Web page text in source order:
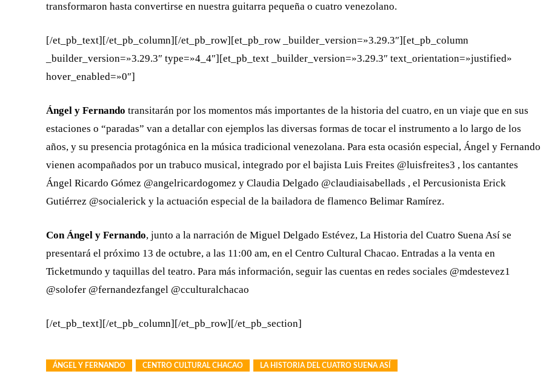
transformaron hasta convertirse en nuestra guitarra pequeña o cuatro venezolano.
[/et_pb_text][/et_pb_column][/et_pb_row][et_pb_row _builder_version=»3.29.3″][et_pb_column
_builder_version=»3.29.3″ type=»4_4″][et_pb_text _builder_version=»3.29.3″ text_orientation=»justified»
hover_enabled=»0″]
Ángel y Fernando transitarán por los momentos más importantes de la historia del cuatro, en un viaje que en sus
estaciones o “paradas” van a detallar con ejemplos las diversas formas de tocar el instrumento a lo largo de los
años, y su presencia protagónica en la música tradicional venezolana. Para esta ocasión especial, Ángel y Fernando
vienen acompañados por un trabuco musical, integrado por el bajista Luis Freites @luisfreites3 , los cantantes
Ángel Ricardo Gómez @angelricardogomez y Claudia Delgado @claudiaisabellads , el Percusionista Erick
Gutiérrez @socialerick y la actuación especial de la bailadora de flamenco Belimar Ramírez.
Con Ángel y Fernando, junto a la narración de Miguel Delgado Estévez, La Historia del Cuatro Suena Así se
presentará el próximo 13 de octubre, a las 11:00 am, en el Centro Cultural Chacao. Entradas a la venta en
Ticketmundo y taquillas del teatro. Para más información, seguir las cuentas en redes sociales @mdestevez1
@solofer @fernandezfangel @cculturalchacao
[/et_pb_text][/et_pb_column][/et_pb_row][/et_pb_section]
ÁNGEL Y FERNANDO CENTRO CULTURAL CHACAO LA HISTORIA DEL CUATRO SUENA ASÍ